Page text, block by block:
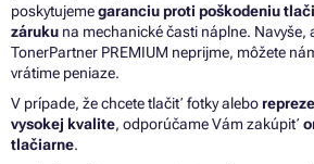
poskytujemegaranciu proti poškodeniu
záruku na mechanické časti náplne. Navyše,
TonerPartner PREMIUM neprijme, môžete
vrátime peniaze.
V prípade, že chcete tlačiť fotky alebo
vysokej kvalite, odporúčame Vám zakúpiť
tlačiarne.